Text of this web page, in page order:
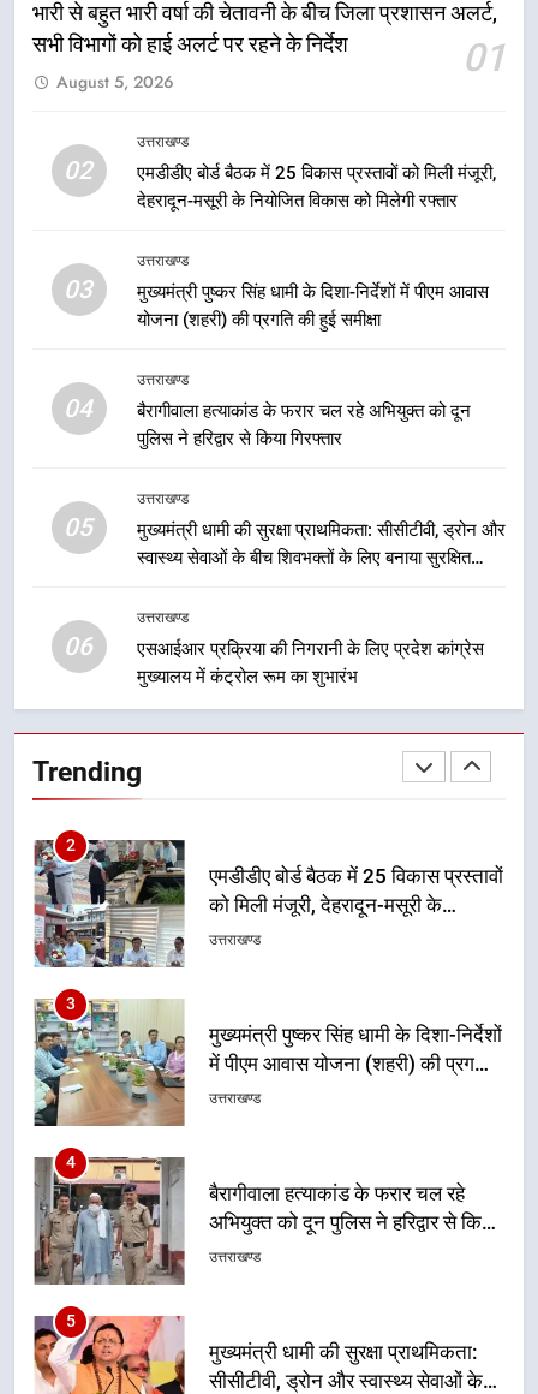
भारी से बहुत भारी वर्षा की चेतावनी के बीच जिला प्रशासन अलर्ट,
सभी विभागों को हाई अलर्ट पर रहने के निर्देश
01
August 5, 2026
02
उत्तराखण्ड
एमडीडीए बोर्ड बैठक में 25 विकास प्रस्तावों को मिली मंजूरी,
देहरादून-मसूरी के नियोजित विकास को मिलेगी रफ्तार
03
उत्तराखण्ड
मुख्यमंत्री पुष्कर सिंह धामी के दिशा-निर्देशों में पीएम आवास
योजना (शहरी) की प्रगति की हुई समीक्षा
04
उत्तराखण्ड
बैरागीवाला हत्याकांड के फरार चल रहे अभियुक्त को दून
पुलिस ने हरिद्वार से किया गिरफ्तार
05
उत्तराखण्ड
मुख्यमंत्री धामी की सुरक्षा प्राथमिकता: सीसीटीवी, ड्रोन और
स्वास्थ्य सेवाओं के बीच शिवभक्तों के लिए बनाया सुरक्षित
06
उत्तराखण्ड
एसआईआर प्रक्रिया की निगरानी के लिए प्रदेश कांग्रेस
मुख्यालय में कंट्रोल रूम का शुभारंभ
Trending
5
कांवड़ मार्ग
का शुभारंभ
उत्तराखण्ड
सड़क सुरक्षा पर डीएम का सख्त एक्शन,
ब्लैक स्पॉट होंगे सुरक्षित, हर माह होगी
8
महाराज की राजस्थान के मुख्यमंत्री से
जिला प्रशासन अलर्ट, सभी विभागों को हाई
2
एमडीडीए बोर्ड बैठक में 25 विकास प्रस्तावों
को मिली मंजूरी, देहरादून-मसूरी के
नियोजित विकास को मिलेगी रफ्तार
उत्तराखण्ड
3
मुख्यमंत्री पुष्कर सिंह धामी के दिशा-निर्देशों
में पीएम आवास योजना (शहरी) की प्रगति
की हुई समीक्षा
उत्तराखण्ड
4
बैरागीवाला हत्याकांड के फरार चल रहे
अभियुक्त को दून पुलिस ने हरिद्वार से किया
गिरफ्तार
उत्तराखण्ड
5
मुख्यमंत्री धामी की सुरक्षा प्राथमिकता:
सीसीटीवी, ड्रोन और स्वास्थ्य सेवाओं के